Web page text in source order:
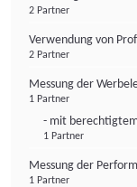
2 Partner
Verwendung von
2 Partner
Messung der
1 Partner
- mit
1 Partner
Messung der
1 Partner